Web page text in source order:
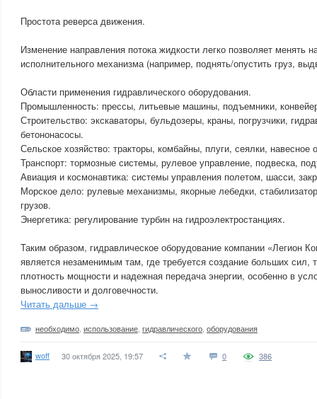
Простота реверса движения.
Изменение направления потока жидкости легко позволяет менять
исполнительного механизма (например, поднять/опустить груз,
Области применения гидравлического оборудования.
Промышленность: прессы, литьевые машины, подъемники,
Строительство: экскаваторы, бульдозеры, краны, погрузчики,
бетононасосы.
Сельское хозяйство: тракторы, комбайны, плуги, сеялки, навесное
Транспорт: тормозные системы, рулевое управление, подвеска,
Авиация и космонавтика: системы управления полетом, шасси,
Морское дело: рулевые механизмы, якорные лебедки,
грузов.
Энергетика: регулирование турбин на гидроэлектростанциях.
Таким образом, гидравлическое оборудование компании «Легион
является незаменимым там, где требуется создание больших сил,
плотность мощности и надежная передача энергии, особенно в
выносливости и долговечности.
Читать дальше →
необходимо использование гидравлического оборудования
woff 30 октября 2025, 19:57 0 386